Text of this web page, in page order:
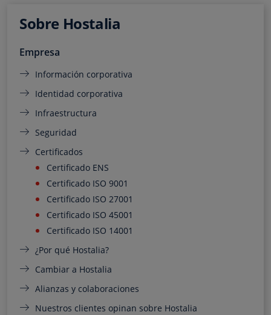
Sobre Hostalia
Empresa
Información corporativa
Identidad corporativa
Infraestructura
Seguridad
Certificados
Certificado ENS
Certificado ISO 9001
Certificado ISO 27001
Certificado ISO 45001
Certificado ISO 14001
¿Por qué Hostalia?
Cambiar a Hostalia
Alianzas y colaboraciones
Nuestros clientes opinan sobre Hostalia